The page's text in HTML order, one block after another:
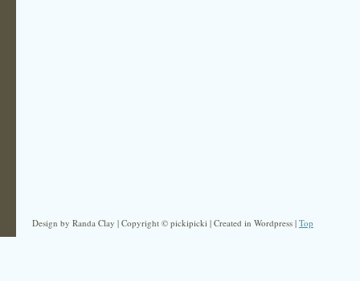
Design by Randa Clay | Copyright © pickipicki | Created in Wordpress | Top